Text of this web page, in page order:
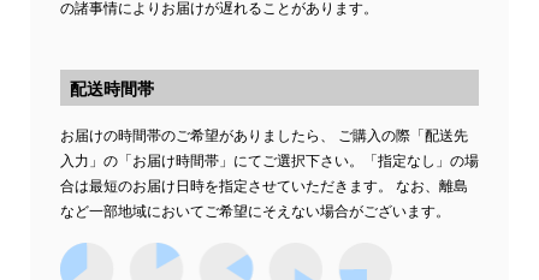
の諸事情によりお届けが遅れることがあります。
配送時間帯
お届けの時間帯のご希望がありましたら、 ご購入の際「配送先
入力」の「お届け時間帯」にてご選択下さい。「指定なし」の場
合は最短のお届け日時を指定させていただきます。 なお、離島
など一部地域においてご希望にそえない場合がございます。